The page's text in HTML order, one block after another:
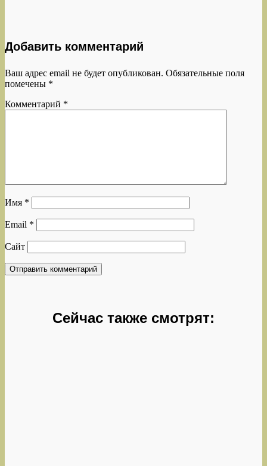
Добавить комментарий
Ваш адрес email не будет опубликован. Обязательные поля
помечены *
Комментарий *
Имя *
Email *
Сайт
Сейчас также смотрят: